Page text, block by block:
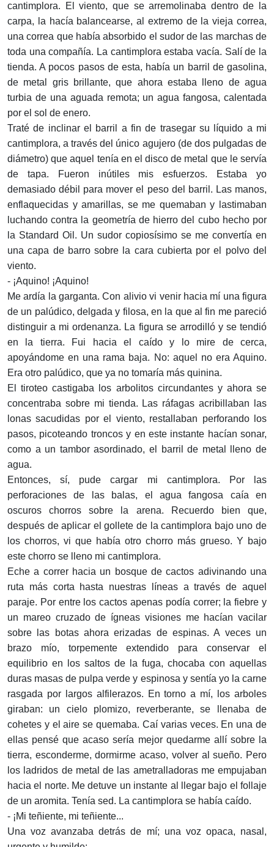
cantimplora. El viento, que se arremolinaba dentro de la
carpa, la hacía balancearse, al extremo de la vieja correa,
una correa que había absorbido el sudor de las marchas de
toda una compañía. La cantimplora estaba vacía. Salí de la
tienda. A pocos pasos de esta, había un barril de gasolina,
de metal gris brillante, que ahora estaba lleno de agua
turbia de una aguada remota; un agua fangosa, calentada
por el sol de enero.
Traté de inclinar el barril a fin de trasegar su líquido a mi
cantimplora, a través del único agujero (de dos pulgadas de
diámetro) que aquel tenía en el disco de metal que le servía
de tapa. Fueron inútiles mis esfuerzos. Estaba yo
demasiado débil para mover el peso del barril. Las manos,
enflaquecidas y amarillas, se me quemaban y lastimaban
luchando contra la geometría de hierro del cubo hecho por
la Standard Oil. Un sudor copiosísimo se me convertía en
una capa de barro sobre la cara cubierta por el polvo del
viento.
- ¡Aquino! ¡Aquino!
Me ardía la garganta. Con alivio vi venir hacia mí una figura
de un palúdico, delgada y filosa, en la que al fin me pareció
distinguir a mi ordenanza. La figura se arrodilló y se tendió
en la tierra. Fui hacia el caído y lo mire de cerca,
apoyándome en una rama baja. No: aquel no era Aquino.
Era otro palúdico, que ya no tomaría más quinina.
El tiroteo castigaba los arbolitos circundantes y ahora se
concentraba sobre mi tienda. Las ráfagas acribillaban las
lonas sacudidas por el viento, restallaban perforando los
pasos, picoteando troncos y en este instante hacían sonar,
como a un tambor asordinado, el barril de metal lleno de
agua.
Entonces, sí, pude cargar mi cantimplora. Por las
perforaciones de las balas, el agua fangosa caía en
oscuros chorros sobre la arena. Recuerdo bien que,
después de aplicar el gollete de la cantimplora bajo uno de
los chorros, vi que había otro chorro más grueso. Y bajo
este chorro se lleno mi cantimplora.
Eche a correr hacia un bosque de cactos adivinando una
ruta más corta hasta nuestras líneas a través de aquel
paraje. Por entre los cactos apenas podía correr; la fiebre y
un mareo cruzado de ígneas visiones me hacían vacilar
sobre las botas ahora erizadas de espinas. A veces un
brazo mío, torpemente extendido para conservar el
equilibrio en los saltos de la fuga, chocaba con aquellas
duras masas de pulpa verde y espinosa y sentía yo la carne
rasgada por largos alfilerazos. En torno a mí, los arboles
giraban: un cielo plomizo, reverberante, se llenaba de
cohetes y el aire se quemaba. Caí varias veces. En una de
ellas pensé que acaso sería mejor quedarme allí sobre la
tierra, esconderme, dormirme acaso, volver al sueño. Pero
los ladridos de metal de las ametralladoras me empujaban
hacia el norte. Me detuve un instante al llegar bajo el follaje
de un aromita. Tenía sed. La cantimplora se había caído.
- ¡Mi teñiente, mi teñiente...
Una voz avanzaba detrás de mí; una voz opaca, nasal,